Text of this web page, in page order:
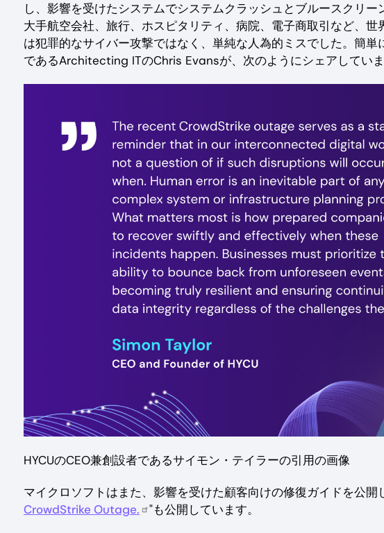
し、影響を受けたシステムでシステムクラッシュとブルースクリ
大手航空会社、旅行、ホスピタリティ、病院、電子商取引など、
は犯罪的なサイバー攻撃ではなく、単純な人為的ミスでした。簡
であるArchitecting ITのChris Evansが、次のようにシェアしてい
HYCUのCEO兼創設者であるサイモン・テイラーの引用の画像
マイクロソフトはまた、影響を受けた顧客向けの修復ガイドを公開
CrowdStrike Outage.
"も公開しています。